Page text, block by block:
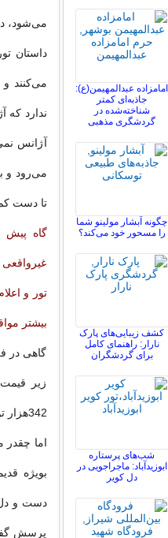
می‌شود،
می‌كنند و
ندارد
آژانس
می‌رود و
تا دست
گاه پیش
تور و
بیشتر
گاهی در
زیر
342هزار تومانی رفت و برگشت كیش را به قیمت 40هزار تومان می‌فروشند.
اما چقدر
بویژه
دست و
پرسش
امامزاده عبدالمهیمن(ع):
جاذبه‌ای کمتر
شناخته‌شده در
گردشگری مذهبی
چگونه آبشار مولینو شما
را مسحور خود می‌کند؟
کشف زیبایی‌های پارک
نارار: راهنمای کامل
برای گردشگران
شب‌های پرستاره
ابوزیدآباد: ماجراجویی در
دل کویر